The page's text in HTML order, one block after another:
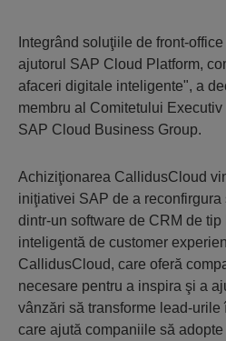
Integrând soluţiile de front-
ajutorul SAP Cloud Platform,
afaceri digitale inteligente", a
membru al Comitetului
SAP Cloud Business Group.
Achiziţionarea CallidusCloud
iniţiativei SAP de a
dintr-un software de CRM de
inteligentă de customer
CallidusCloud, care oferă
necesare pentru a inspira şi a
vânzări să transforme lead-
care ajută companiile să